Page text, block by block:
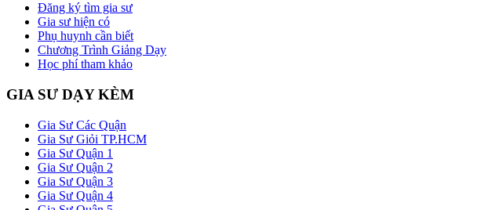
Đăng ký tìm gia sư
Gia sư hiện có
Phụ huynh cần biết
Chương Trình Giảng Dạy
Học phí tham khảo
GIA SƯ DẠY KÈM
Gia Sư Các Quận
Gia Sư Giỏi TP.HCM
Gia Sư Quận 1
Gia Sư Quận 2
Gia Sư Quận 3
Gia Sư Quận 4